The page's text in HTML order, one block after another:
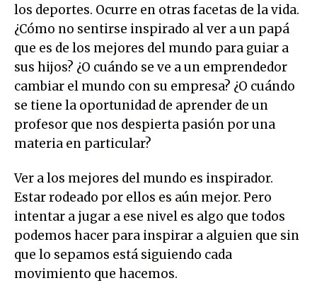
los deportes. Ocurre en otras facetas de la vida.
¿Cómo no sentirse inspirado al ver a un papá
que es de los mejores del mundo para guiar a
sus hijos? ¿O cuándo se ve a un emprendedor
cambiar el mundo con su empresa? ¿O cuándo
se tiene la oportunidad de aprender de un
profesor que nos despierta pasión por una
materia en particular?
Ver a los mejores del mundo es inspirador.
Estar rodeado por ellos es aún mejor. Pero
intentar a jugar a ese nivel es algo que todos
podemos hacer para inspirar a alguien que sin
que lo sepamos está siguiendo cada
movimiento que hacemos.